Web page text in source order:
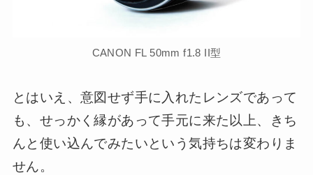
CANON FL 50mm f1.8 II型
とはいえ、意図せず手に入れたレンズであって
も、せっかく縁があって手元に来た以上、きち
んと使い込んでみたいという気持ちは変わりま
せん。